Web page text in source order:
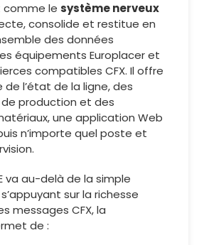
comme lesystème nerveux
consolide et restitue en
des données
équipements Europlacer et
compatibles CFX. Il offre
de l’état de la ligne, des
production et des
une application Web
n’importe quel poste et
va au-delà de la simple
sur la richesse
messages CFX, la
de :